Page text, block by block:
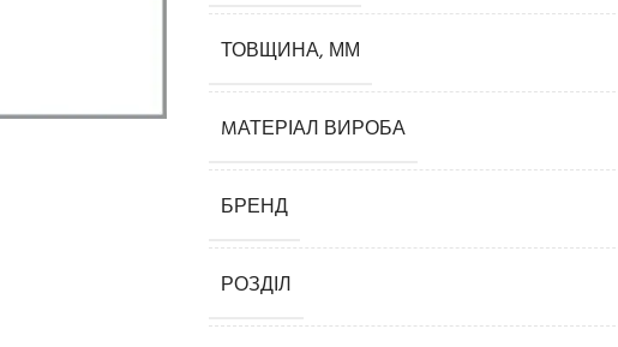
Плінтуси
Кутові елементи
Панелі декоративні
3D панелі
ТОВЩИНА, ММ
MАТЕРІАЛ ВИРОБА
БРЕНД
РОЗДІЛ